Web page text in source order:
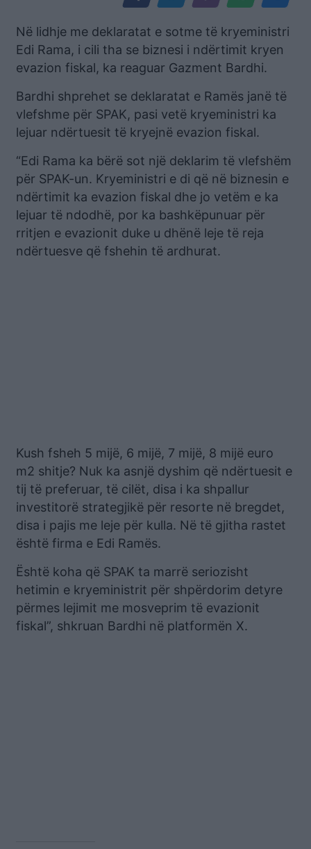
Në lidhje me deklaratat e sotme të kryeministri
Edi Rama, i cili tha se biznesi i ndërtimit kryen
evazion fiskal, ka reaguar Gazment Bardhi.
Bardhi shprehet se deklaratat e Ramës janë të
vlefshme për SPAK, pasi vetë kryeministri ka
lejuar ndërtuesit të kryejnë evazion fiskal.
“Edi Rama ka bërë sot një deklarim të vlefshëm
për SPAK-un. Kryeministri e di që në biznesin e
ndërtimit ka evazion fiskal dhe jo vetëm e ka
lejuar të ndodhë, por ka bashkëpunuar për
rritjen e evazionit duke u dhënë leje të reja
ndërtuesve që fshehin të ardhurat.
Kush fsheh 5 mijë, 6 mijë, 7 mijë, 8 mijë euro
m2 shitje? Nuk ka asnjë dyshim që ndërtuesit e
tij të preferuar, të cilët, disa i ka shpallur
investitorë strategjikë për resorte në bregdet,
disa i pajis me leje për kulla. Në të gjitha rastet
është firma e Edi Ramës.
Është koha që SPAK ta marrë seriozisht
hetimin e kryeministrit për shpërdorim detyre
përmes lejimit me mosveprim të evazionit
fiskal”, shkruan Bardhi në platformën X.